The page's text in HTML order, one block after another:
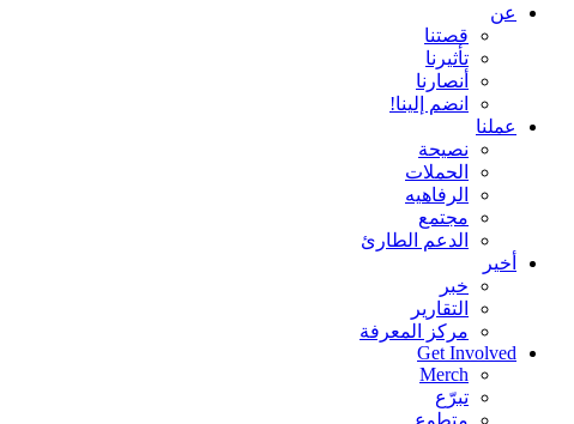
عن
قصتنا
تأثيرنا
أنصارنا
انضم إلينا!
عملنا
نصيحة
الحملات
الرفاهيه
مجتمع
الدعم الطارئ
أخير
خبر
التقارير
مركز المعرفة
Get Involved
Merch
تبرّع
متطوع